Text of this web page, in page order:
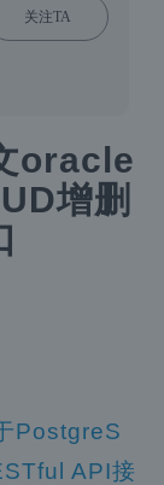
关注TA
oracle
增删
PostgreS
API接